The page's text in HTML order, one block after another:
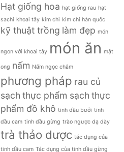
Hạt giống hoa hạt giống rau hạt
sachi khoai tây kim chi kim chi hàn quốc
kỹ thuật trồng làm đẹp món
ngon với khoai tây món ăn mật
ong nấm Nấm ngọc châm
phương pháp rau củ
sạch thực phẩm sạch thực
phẩm đồ khô tinh dầu bưởi tinh
dầu cam tinh dầu gừng trào ngược dạ dày
trà thảo dược tác dụng của
tinh dầu cam Tác dụng của tinh dầu gừng